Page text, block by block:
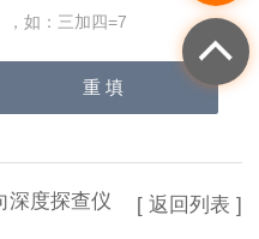
，如：三加四=7
深度探查仪 [ 返回列表 ]